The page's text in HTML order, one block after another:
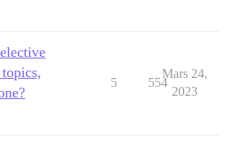
5 554
Mars 24,
2023